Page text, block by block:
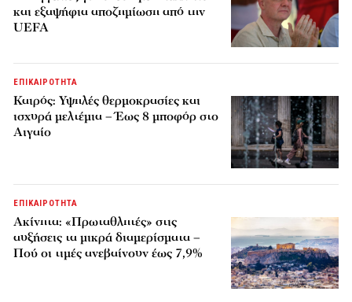
και εξαψήφια αποζημίωση από την
UEFA
ΕΠΙΚΑΙΡΟΤΗΤΑ
Καιρός: Υψηλές θερμοκρασίες και
ισχυρά μελτέμια – Έως 8 μποφόρ στο
Αιγαίο
ΕΠΙΚΑΙΡΟΤΗΤΑ
Ακίνητα: «Πρωταθλητές» στις
αυξήσεις τα μικρά διαμερίσματα –
Πού οι τιμές ανεβαίνουν έως 7,9%